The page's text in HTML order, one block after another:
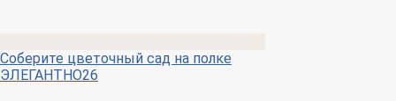
Соберите цветочный сад на полке
ЭЛЕГАНТНО26